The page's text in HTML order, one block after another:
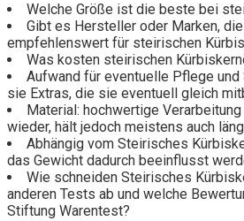
Welche Größe ist die beste bei
Gibt es Hersteller oder Marken,
empfehlenswert für steirischen
Was kosten steirischen
Aufwand für eventuelle Pflege und
sie Extras, die sie eventuell gleich
Material: hochwertige
wieder, hält jedoch meistens auch
Abhängig vom Steirisches
das Gewicht dadurch beeinflusst
Wie schneiden Steirisches
anderen Tests ab und welche
Stiftung Warentest?